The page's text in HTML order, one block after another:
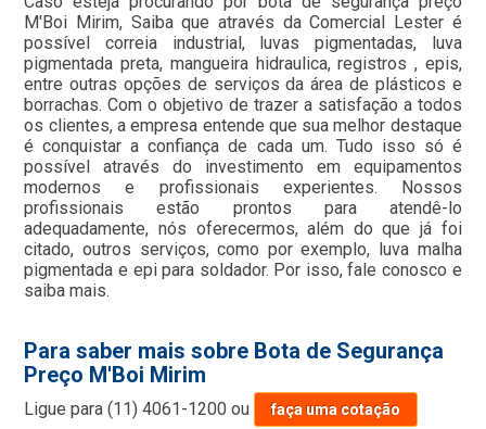
M'Boi Mirim, Saiba que através da Comercial Lester é
possível correia industrial, luvas pigmentadas, luva
pigmentada preta, mangueira hidraulica, registros , epis,
entre outras opções de serviços da área de plásticos e
borrachas. Com o objetivo de trazer a satisfação a todos
os clientes, a empresa entende que sua melhor destaque
é conquistar a confiança de cada um. Tudo isso só é
possível através do investimento em equipamentos
modernos e profissionais experientes. Nossos
profissionais estão prontos para atendê-lo
adequadamente, nós oferecermos, além do que já foi
citado, outros serviços, como por exemplo, luva malha
pigmentada e epi para soldador. Por isso, fale conosco e
saiba mais.
Para saber mais sobre Bota de Segurança
Preço M'Boi Mirim
Ligue para(11) 4061-1200 ou faça uma cotação